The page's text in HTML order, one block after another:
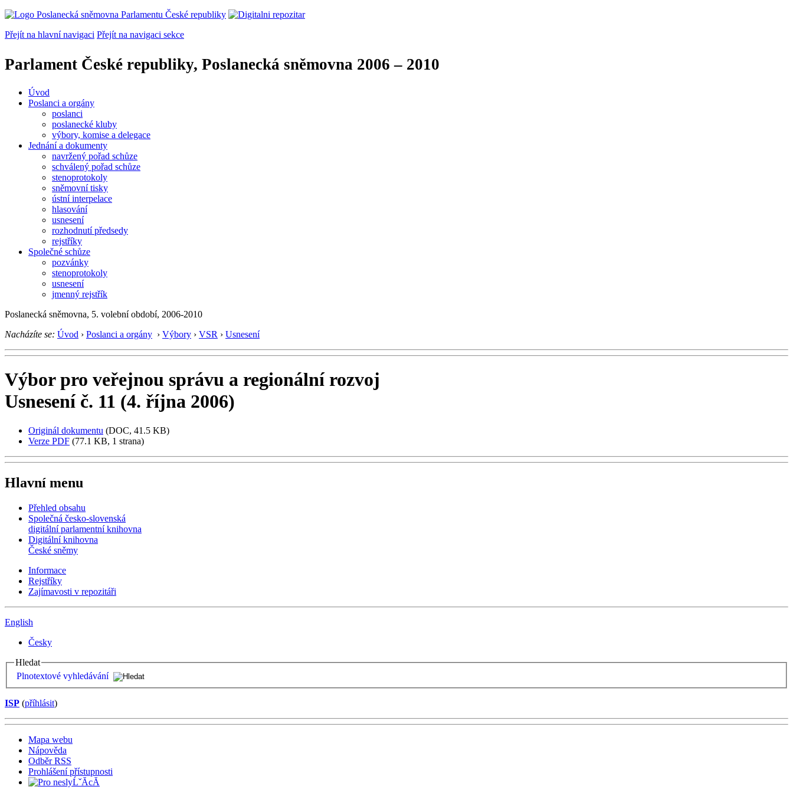
Přejít na hlavní navigaci Přejít na navigaci sekce
Parlament České republiky, Poslanecká sněmovna 2006 – 2010
Úvod
Poslanci a orgány
poslanci
poslanecké kluby
výbory, komise a delegace
Jednání a dokumenty
navržený pořad schůze
schválený pořad schůze
stenoprotokoly
sněmovní tisky
ústní interpelace
hlasování
usnesení
rozhodnutí předsedy
rejstříky
Společné schůze
pozvánky
stenoprotokoly
usnesení
jmenný rejstřík
Poslanecká sněmovna, 5. volební období, 2006-2010
Nacházíte se: Úvod › Poslanci a orgány › Výbory › VSR › Usnesení
Výbor pro veřejnou správu a regionální rozvoj
Usnesení č. 11 (4. října 2006)
Originál dokumentu (DOC, 41.5 KB)
Verze PDF (77.1 KB, 1 strana)
Hlavní menu
Přehled obsahu
Společná česko-slovenská
digitální parlamentní knihovna
Digitální knihovna
České sněmy
Informace
Rejstříky
Zajímavosti v repozitáři
English
Česky
Hledat
Plnotextové vyhledávání
ISP (příhlásit)
Mapa webu
Nápověda
Odběr RSS
Prohlášení přístupnosti